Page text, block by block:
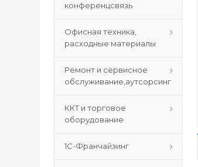
конференцсвязь
Офисная техника,
расходные материалы
Ремонт и сервисное
обслуживание,аутсорсинг
ККТ и торговое
оборудование
1С-Франчайзинг